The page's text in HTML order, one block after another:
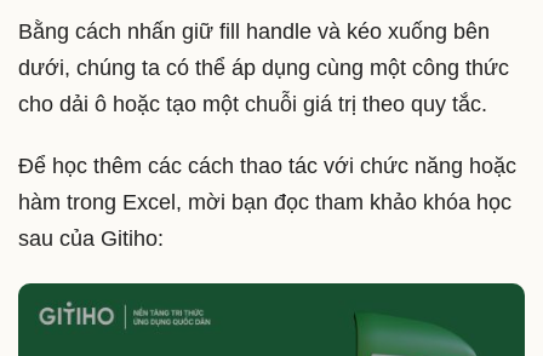
Bằng cách nhấn giữ fill handle và kéo xuống bên
dưới, chúng ta có thể áp dụng cùng một công thức
cho dải ô hoặc tạo một chuỗi giá trị theo quy tắc.
Để học thêm các cách thao tác với chức năng hoặc
hàm trong Excel, mời bạn đọc tham khảo khóa học
sau của Gitiho: